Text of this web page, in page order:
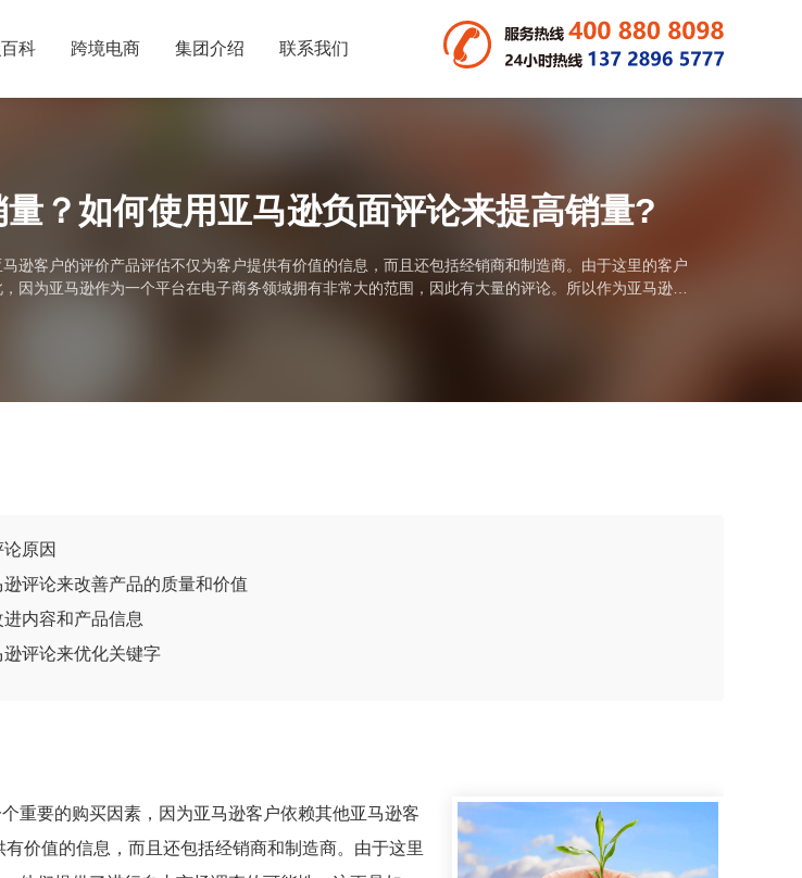
科 跨境电商 集团介绍 联系我们
？如何使用亚马逊负面评论来提高销量?
逊客户的评价产品评估不仅为客户提供有价值的信息，而且还包括经销商和制造商。由于这里的客户
为亚马逊作为一个平台在电子商务领域拥有非常大的范围，因此有大量的评论。所以作为亚马逊卖
原因
评论来改善产品的质量和价值
内容和产品信息
评论来优化关键字
重要的购买因素，因为亚马逊客户依赖其他亚马逊客
价值的信息，而且还包括经销商和制造商。由于这里